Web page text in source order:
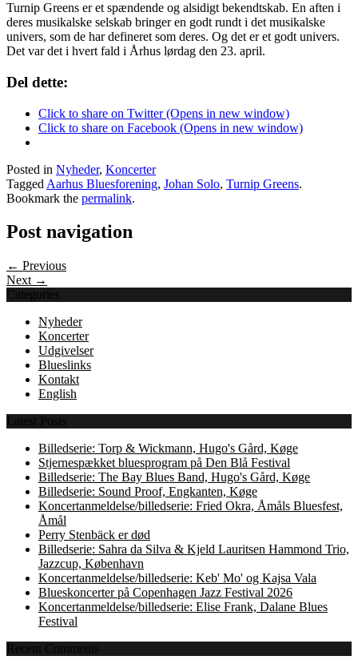
Turnip Greens er et spændende og alsidigt bekendtskab. En aften i
deres musikalske selskab bringer en godt rundt i det musikalske
univers, som de har defineret som deres. Og det er et godt univers.
Det var det i hvert fald i Århus lørdag den 23. april.
Del dette:
Click to share on Twitter (Opens in new window)
Click to share on Facebook (Opens in new window)
Posted in Nyheder, Koncerter
Tagged Aarhus Bluesforening, Johan Solo, Turnip Greens.
Bookmark the permalink.
Post navigation
← Previous
Next →
Categories
Nyheder
Koncerter
Udgivelser
Blueslinks
Kontakt
English
Latest Posts
Billedserie: Torp & Wickmann, Hugo's Gård, Køge
Stjernespækket bluesprogram på Den Blå Festival
Billedserie: The Bay Blues Band, Hugo's Gård, Køge
Billedserie: Sound Proof, Engkanten, Køge
Koncertanmeldelse/billedserie: Fried Okra, Åmåls Bluesfest,
Åmål
Perry Stenbäck er død
Billedserie: Sahra da Silva & Kjeld Lauritsen Hammond Trio,
Jazzcup, København
Koncertanmeldelse/billedserie: Keb' Mo' og Kajsa Vala
Blueskoncerter på Copenhagen Jazz Festival 2026
Koncertanmeldelse/billedserie: Elise Frank, Dalane Blues
Festival
Recent Comments